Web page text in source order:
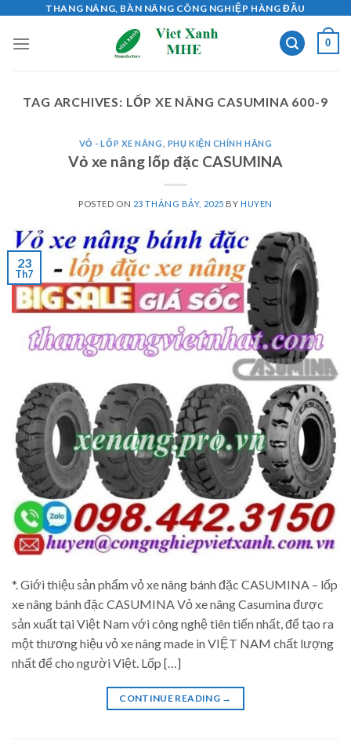
content
THANG NÂNG, BÀN NÂNG CÔNG NGHIỆP HÀNG ĐẦU
0
TAG ARCHIVES: LỐP XE NÂNG CASUMINA 600-9
VỎ - LỐP XE NÂNG PHỤ KIỆN CHÍNH HÃNG
Vỏ xe nâng lốp đặc CASUMINA
POSTED ON 23 THÁNG BẢY, 2025 BYHUYEN
23
Th7
*. Giới thiệu sản phẩm vỏ xe nâng bánh đặc CASUMINA – lốp
xe nâng bánh đặc CASUMINA Vỏ xe nâng Casumina được
sản xuất tại Việt Nam với công nghệ tiên tiến nhất, để tạo ra
một thương hiệu vỏ xe nâng made in VIỆT NAM chất lượng
nhất để cho người Việt. Lốp […]
CONTINUE READING →